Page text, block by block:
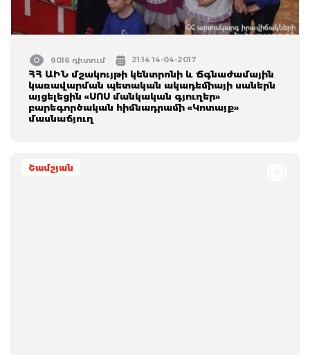
9016 դիտում 21:14 14-04-2017
ՀՀ ԱԻՆ մշակույթի կենտրոնի և Ճգնաժամային
կառավարման պետական ակադեմիայի սաներն
այցելեցին «ՍՈՍ մանկական գյուղեր»
բարեգործական հիմնադրամի «Կոտայք»
մասնաճյուղ
Շամշյան